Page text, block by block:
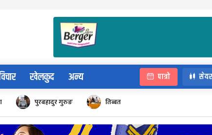
खेलकुद अन्य पात्रो
पुरबहादुर गुरुङ तिब्बत